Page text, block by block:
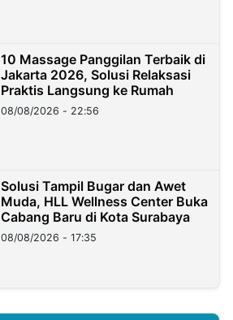
10 Massage Panggilan Terbaik di
Jakarta 2026, Solusi Relaksasi
Praktis Langsung ke Rumah
08/08/2026 - 22:56
Solusi Tampil Bugar dan Awet
Muda, HLL Wellness Center Buka
Cabang Baru di Kota Surabaya
08/08/2026 - 17:35